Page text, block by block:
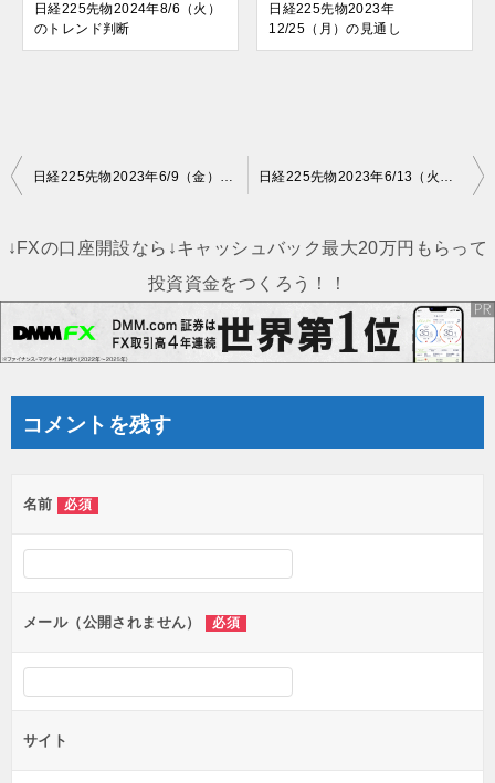
日経225先物2024年8/6（火）
のトレンド判断
日経225先物2023年
12/25（月）の見通し
投
ナ
ョ
ン
日経225先物2023年6/9（金）のトレンド判断 日経225先物2023年6/13（火）のトレンド判断
↓FXの口座開設なら↓キャッシュバック最大20万円もらって
投資資金をつくろう！！
コメントを残す
名前 必須
メール（公開されません） 必須
サイト